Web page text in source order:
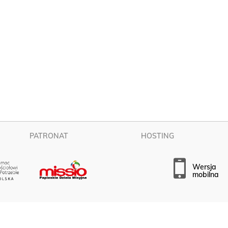
PATRONAT HOSTING
wersja
mobilna